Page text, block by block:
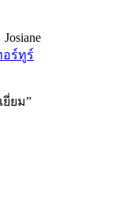
Josiane
อร์ทูร์
ยม”